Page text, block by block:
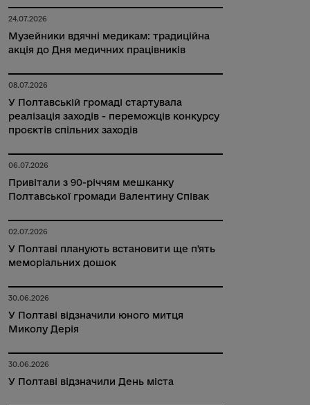
24.07.2026
Музейники вдячні медикам: традиційна
акція до Дня медичних працівників
08.07.2026
У Полтавській громаді стартувала
реалізація заходів - переможців конкурсу
проєктів спільних заходів
06.07.2026
Привітали з 90-річчям мешканку
Полтавської громади Валентину Співак
02.07.2026
У Полтаві планують встановити ще п'ять
меморіальних дошок
30.06.2026
У Полтаві відзначили юного митця
Миколу Дерія
30.06.2026
У Полтаві відзначили День міста